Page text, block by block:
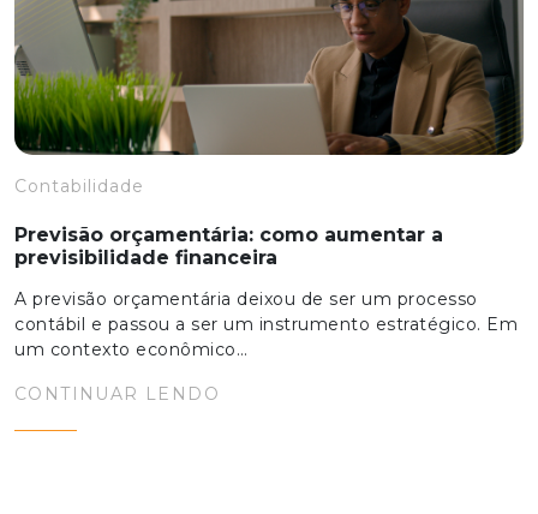
Contabilidade
Previsão orçamentária: como aumentar a
previsibilidade financeira
A previsão orçamentária deixou de ser um processo
contábil e passou a ser um instrumento estratégico. Em
um contexto econômico…
CONTINUAR LENDO